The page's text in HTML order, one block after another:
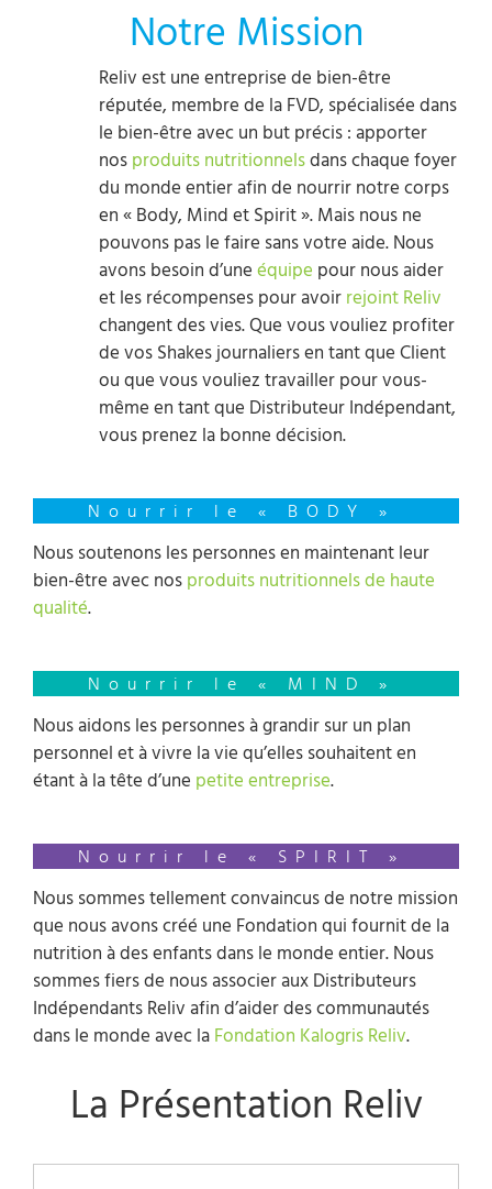
Notre Mission
Reliv est une entreprise de bien-être
réputée, membre de la FVD, spécialisée dans
le bien-être avec un but précis : apporter
nosproduits nutritionnelsdans chaque foyer
du monde entier afin de nourrir notre corps
en « Body, Mind et Spirit ». Mais nous ne
pouvons pas le faire sans votre aide. Nous
avons besoin d’uneéquipepour nous aider
et les récompenses pour avoirrejoint Reliv
changent des vies. Que vous vouliez profiter
de vos Shakes journaliers en tant que Client
ou que vous vouliez travailler pour vous-
même en tant que Distributeur Indépendant,
vous prenez la bonne décision.
Nourrir le « BODY »
Nous soutenons les personnes en maintenant leur
bien-être avec nosproduits nutritionnels de haute
qualité.
Nourrir le « MIND »
Nous aidons les personnes à grandir sur un plan
personnel et à vivre la vie qu’elles souhaitent en
étant à la tête d’unepetite entreprise.
Nourrir le « SPIRIT »
Nous sommes tellement convaincus de notre mission
que nous avons créé une Fondation qui fournit de la
nutrition à des enfants dans le monde entier. Nous
sommes fiers de nous associer aux Distributeurs
Indépendants Reliv afin d’aider des communautés
dans le monde avec laFondation Kalogris Reliv.
La Présentation Reliv